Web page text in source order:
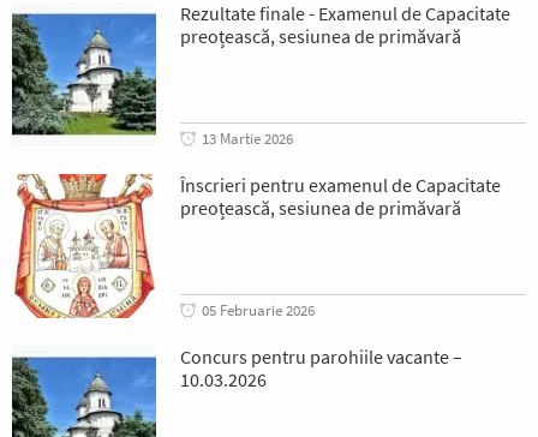
Rezultate finale - Examenul de Capacitate
preoțească, sesiunea de primăvară
13 Martie 2026
Înscrieri pentru examenul de Capacitate
preoțească, sesiunea de primăvară
05 Februarie 2026
Concurs pentru parohiile vacante –
10.03.2026